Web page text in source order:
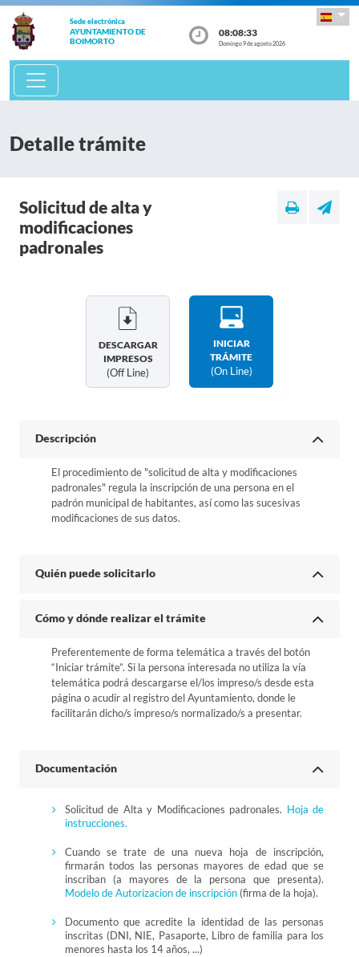
Sede electrónica
AYUNTAMIENTO DE
BOIMORTO
08:08:34
Domingo 9 de agosto 2026
Detalle trámite
Solicitud de alta y
modificaciones
padronales
DESCARGAR
IMPRESOS
(off Line)
INICIAR
TRÁMITE
(on Line)
Descripción
El procedimiento de "solicitud de alta y modificaciones
padronales" regula la inscripción de una persona en el
padrón municipal de habitantes, así como las sucesivas
modificaciones de sus datos.
Quién puede solicitarlo
Cómo y dónde realizar el trámite
Preferentemente de forma telemática a través del botón
“Iniciar trámite”. Si la persona interesada no utiliza la vía
telemática podrá descargarse el/los impreso/s desde esta
página o acudir al registro del Ayuntamiento, donde le
facilitarán dicho/s impreso/s normalizado/s a presentar.
Documentación
Solicitud de Alta y Modificaciones padronales. Hoja de
instrucciones.
Cuando se trate de una nueva hoja de inscripción,
firmarán todos las personas mayores de edad que se
inscriban (a mayores de la persona que presenta).
Modelo de Autorizacion de inscripción(firma de la hoja).
Documento que acredite la identidad de las personas
inscritas (DNI, NIE, Pasaporte, Libro de familia para los
menores hasta los 14 años, ...)